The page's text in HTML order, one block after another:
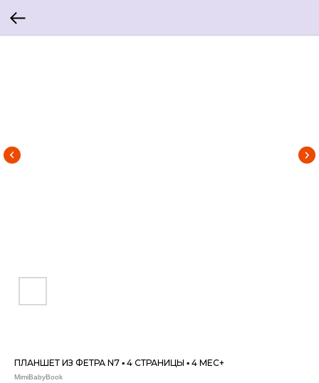
ПЛАНШЕТ ИЗ ФЕТРА N7 ▪ 4 СТРАНИЦЫ ▪ 4 МЕС+
MimiBabyBook